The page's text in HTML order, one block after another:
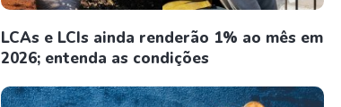
LCAs e LCIs ainda renderão 1% ao mês em
2026; entenda as condições